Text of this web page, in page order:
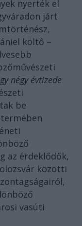
nyerték el
járt
költő –
négy évtizede
be
az érdeklődők,
közötti
vasúti